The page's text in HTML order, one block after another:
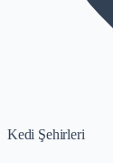
Kedi Şehirleri